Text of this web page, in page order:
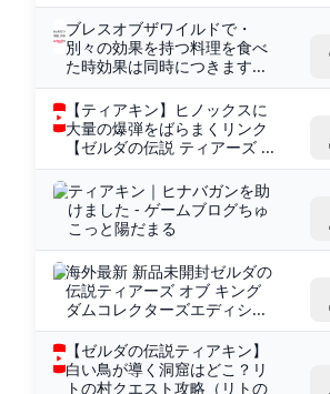
ブレスオブザワイルドで・
別々の効果を持つ料理を食べ
た時効果は同時につきます...
【ティアキン】ヒノックスに
大量の爆弾をばらまくリンク
【ゼルダの伝説 ティアーズ ...
ティアキン｜ヒナバガンを助
けました - ゲームブログちゅ
こっと陽だまる
海外最新 新品未開封ゼルダの
伝説ティアーズ オブ キング
ダムコレクターズエディシ...
【ゼルダの伝説ティアキン】
白い鳥が導く洞窟はどこ？リ
トの村クエスト攻略（リトの